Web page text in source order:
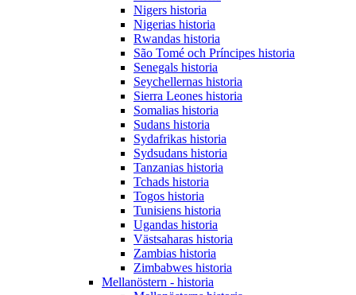
Nigers historia
Nigerias historia
Rwandas historia
São Tomé och Príncipes historia
Senegals historia
Seychellernas historia
Sierra Leones historia
Somalias historia
Sudans historia
Sydafrikas historia
Sydsudans historia
Tanzanias historia
Tchads historia
Togos historia
Tunisiens historia
Ugandas historia
Västsaharas historia
Zambias historia
Zimbabwes historia
Mellanöstern - historia